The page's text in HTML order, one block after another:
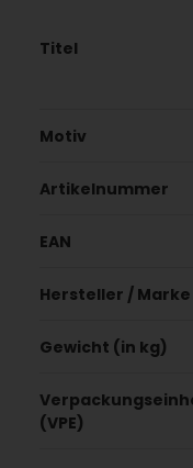
Titel
Motiv
Artikelnummer
EAN
Hersteller / Marke
Gewicht (in kg)
(VPE)